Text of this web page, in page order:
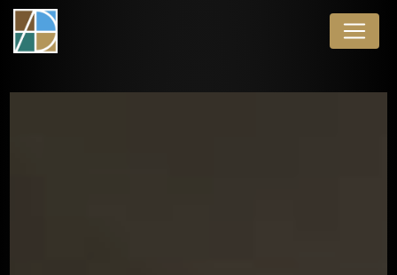
Panneau de gestion des cookies